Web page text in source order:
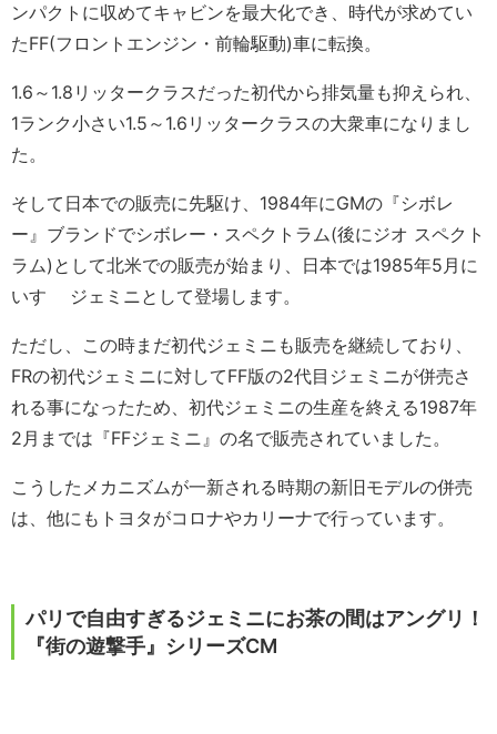
ンパクトに収めてキャビンを最大化でき、時代が求めてい
たFF(フロントエンジン・前輪駆動)車に転換。
1.6～1.8リッタークラスだった初代から排気量も抑えられ、
1ランク小さい1.5～1.6リッタークラスの大衆車になりまし
た。
そして日本での販売に先駆け、1984年にGMの『シボレ
ー』ブランドでシボレー・スペクトラム(後にジオ スペクト
ラム)として北米での販売が始まり、日本では1985年5月に
いすゞ ジェミニとして登場します。
ただし、この時まだ初代ジェミニも販売を継続しており、
FRの初代ジェミニに対してFF版の2代目ジェミニが併売さ
れる事になったため、初代ジェミニの生産を終える1987年
2月までは『FFジェミニ』の名で販売されていました。
こうしたメカニズムが一新される時期の新旧モデルの併売
は、他にもトヨタがコロナやカリーナで行っています。
パリで自由すぎるジェミニにお茶の間はアングリ！
『街の遊撃手』シリーズCM